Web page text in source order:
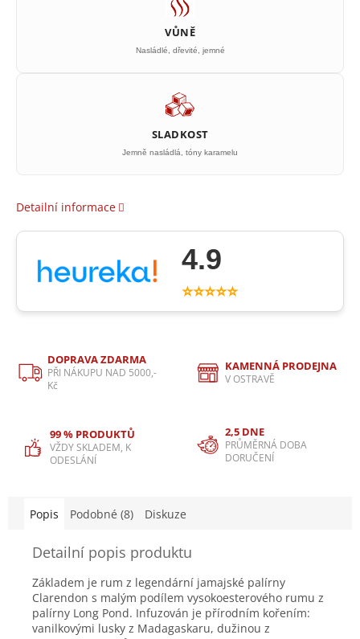
VŮNĚ
Nasládlé, dřevité, jemné
SLADKOST
Jemně nasládlá, tóny karamelu
Detailní informace
4.9
⭐⭐⭐⭐⭐
DOPRAVA ZDARMA
PŘI NÁKUPU NAD 5000,-
Kč
KAMENNÁ PRODEJNA
V OSTRAVĚ
99 % PRODUKTŮ
VŽDY SKLADEM, K
ODESLÁNÍ
2,5 DNE
PRŮMĚRNÁ DOBA
DORUČENÍ
Popis Podobné (8) Diskuze
Detailní popis produktu
Základem je rum z legendární jamajské palírny
Clarendon s malým podílem vysokoesterového rumu z
palírny Long Pond. Infuzován je přírodním kořením:
vanilkovými lusky z Madagaskaru, dužinou z